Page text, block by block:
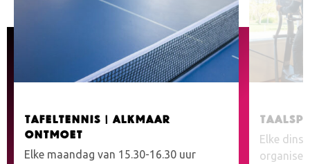
Tafeltennis | Alkmaar
Ontmoet
Elke maandag van 15.30-16.30 uur
Elke